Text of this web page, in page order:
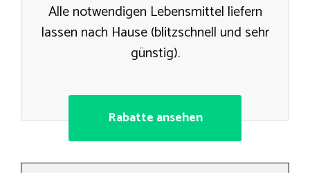
Alle notwendigen Lebensmittel liefern
lassen nach Hause (blitzschnell und sehr
günstig).
Rabatte ansehen